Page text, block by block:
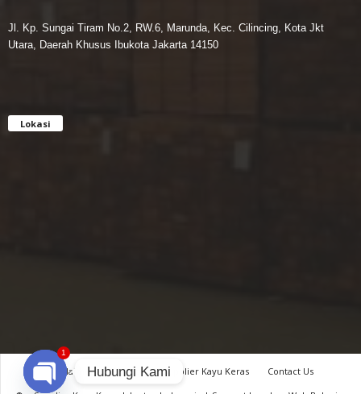
Jl. Kp. Sungai Tiram No.2, RW.6, Marunda, Kec. Cilincing, Kota Jkt
Utara, Daerah Khusus Ibukota Jakarta 14150
Lokasi
Disclaimer Privacy Supplier Kayu Keras
Contact Us
Hubungi Kami
1